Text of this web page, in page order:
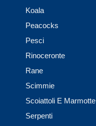
Koala
Peacocks
Pesci
Rinoceronte
Rane
Scimmie
Scoiattoli E Marmotte
Serpenti